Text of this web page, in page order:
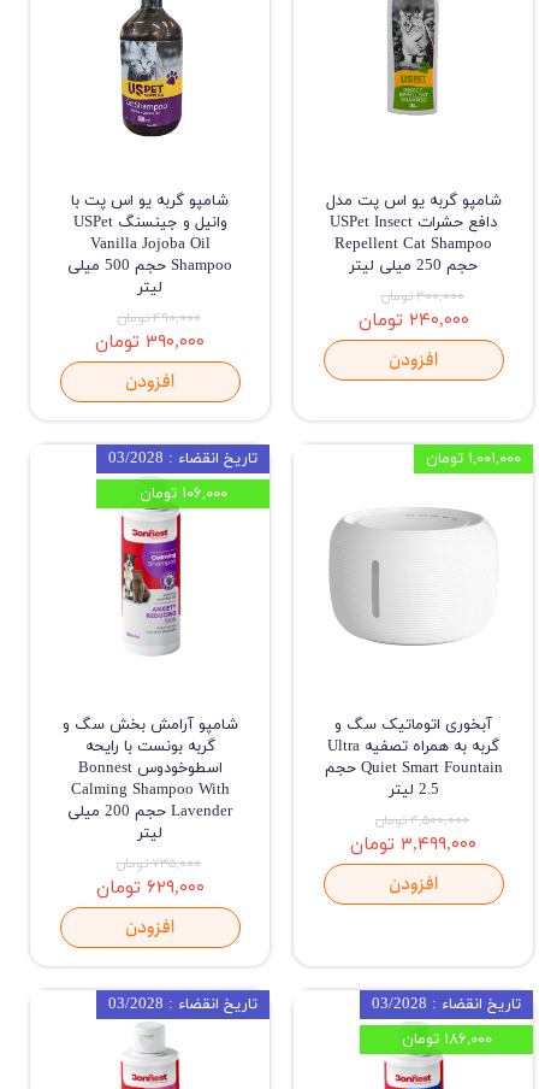
شامپو گربه یو اس پت مدل
دافع حشرات USPet Insect
Repellent Cat Shampoo
حجم 250 میلی لیتر
۳۰۰,۰۰۰ تومان
۲۴۰,۰۰۰ تومان
افزودن
شامپو گربه یو اس پت با
وانیل و جینسنگ USPet
Vanilla Jojoba Oil
Shampoo حجم 500 میلی
لیتر
۴۹۰,۰۰۰ تومان
۳۹۰,۰۰۰ تومان
افزودن
آبخوری اتوماتیک سگ و
گربه به همراه تصفیه Ultra
Quiet Smart Fountain حجم
2.5 لیتر
۴,۵۰۰,۰۰۰ تومان
۳,۴۹۹,۰۰۰ تومان
افزودن
۱,۰۰۱,۰۰۰ تومان
شامپو آرامش بخش سگ و
گربه بونست با رایحه
اسطوخودوس Bonnest
Calming Shampoo With
Lavender حجم 200 میلی
لیتر
۷۳۵,۰۰۰ تومان
۶۲۹,۰۰۰ تومان
افزودن
تاریخ انقضاء : 03/2028
۱۰۶,۰۰۰ تومان
تاریخ انقضاء : 03/2028
۱۸۶,۰۰۰ تومان
تاریخ انقضاء : 03/2028